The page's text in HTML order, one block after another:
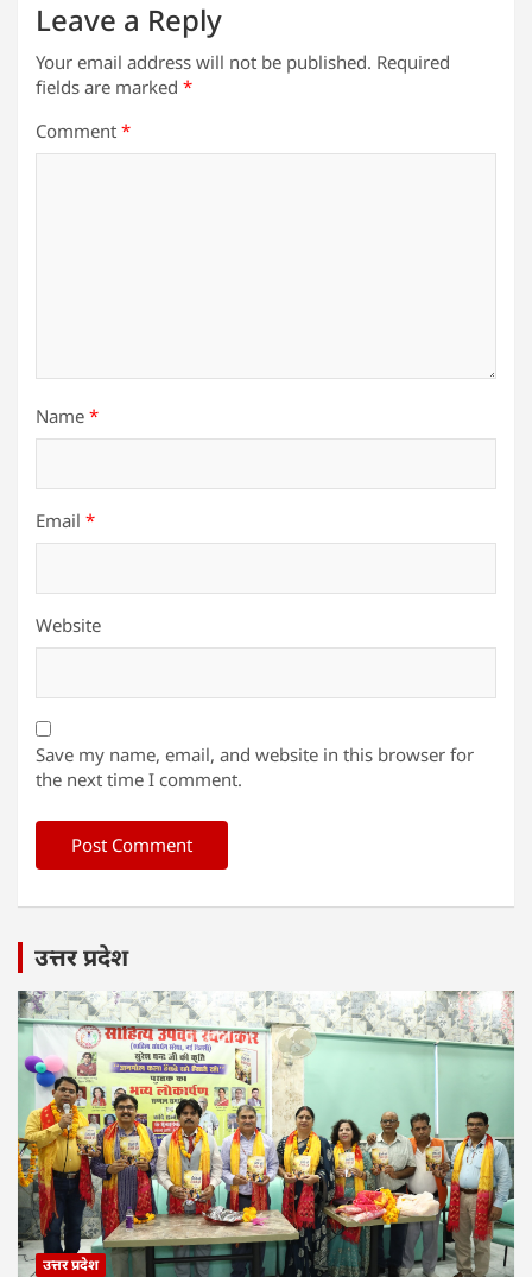
Leave a Reply
Your email address will not be published. Required
fields are marked *
Comment *
Name *
Email *
Website
Save my name, email, and website in this browser for
the next time I comment.
उत्तर प्रदेश
उत्तर प्रदेश